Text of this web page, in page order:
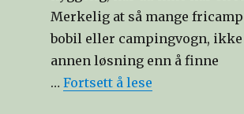
Merkelig at så mange
bobil eller campingvogn, ikke
annen løsning enn å finne
… Fortsett å lese